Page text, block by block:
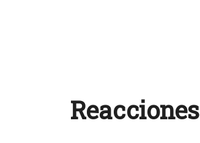
Reacciones